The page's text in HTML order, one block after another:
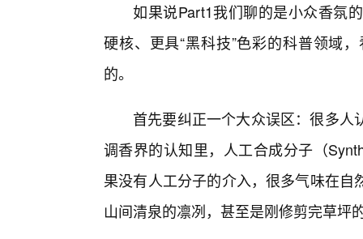
如果说Part1我们聊的是小众香氛
硬核、更具“黑科技”色彩的科普领域
的。
首先要纠正一个大众误区：很多
调香界的认知里，人工合成分子（
果没有人工分子的介入，很多气味在
山间清泉的凛冽，甚至是刚修剪完草坪